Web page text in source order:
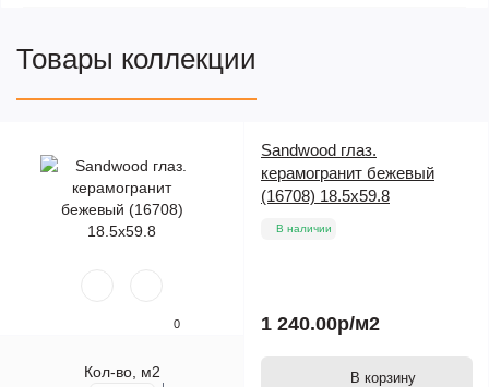
Товары коллекции
0
Кол-во, м2
Sandwood глаз.
керамогранит бежевый
(16708) 18.5x59.8
В наличии
1 240.00р/м2
В корзину